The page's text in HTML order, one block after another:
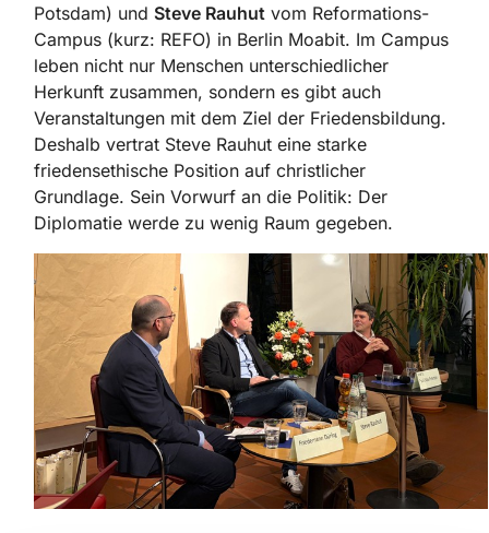
Potsdam) und Steve Rauhut vom Reformations-
Campus (kurz: REFO) in Berlin Moabit. Im Campus
leben nicht nur Menschen unterschiedlicher
Herkunft zusammen, sondern es gibt auch
Veranstaltungen mit dem Ziel der Friedensbildung.
Deshalb vertrat Steve Rauhut eine starke
friedensethische Position auf christlicher
Grundlage. Sein Vorwurf an die Politik: Der
Diplomatie werde zu wenig Raum gegeben.